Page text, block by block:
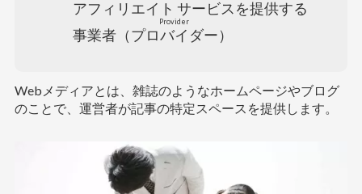
アフィリエイト サービス を提供する
事業者（プロバイダー
Provider
）
Webメディアとは、雑誌のようなホームページやブログ
のことで、運営者が記事の特定スペースを提供します。